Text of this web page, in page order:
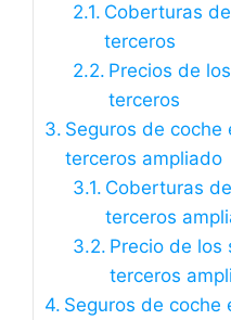
Coberturas
terceros
Precios de
terceros
Seguros de coche
terceros ampliado
Coberturas
terceros
Precio de los
terceros
Seguros de coche